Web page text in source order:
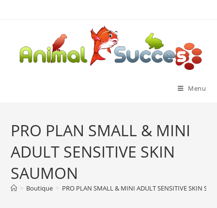
Menu
PRO PLAN SMALL & MINI
ADULT SENSITIVE SKIN
SAUMON
> Boutique > PRO PLAN SMALL & MINI ADULT SENSITIVE SKIN